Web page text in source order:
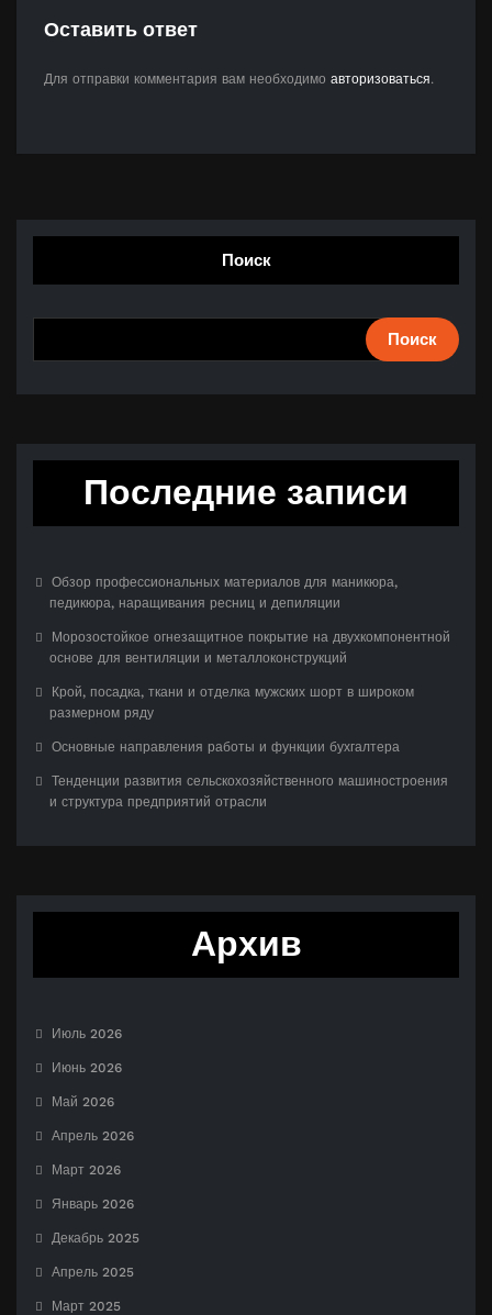
Оставить ответ
Для отправки комментария вам необходимо авторизоваться.
Поиск
Поиск
Последние записи
Обзор профессиональных материалов для маникюра,
педикюра, наращивания ресниц и депиляции
Морозостойкое огнезащитное покрытие на двухкомпонентной
основе для вентиляции и металлоконструкций
Крой, посадка, ткани и отделка мужских шорт в широком
размерном ряду
Основные направления работы и функции бухгалтера
Тенденции развития сельскохозяйственного машиностроения
и структура предприятий отрасли
Архив
Июль 2026
Июнь 2026
Май 2026
Апрель 2026
Март 2026
Январь 2026
Декабрь 2025
Апрель 2025
Март 2025